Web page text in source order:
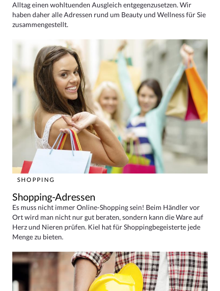
Alltag einen wohltuenden Ausgleich entgegenzusetzen. Wir
haben daher alle Adressen rund um Beauty und Wellness für Sie
zusammengestellt.
SHOPPING
Shopping-Adressen
Es muss nicht immer Online-Shopping sein! Beim Händler vor
Ort wird man nicht nur gut beraten, sondern kann die Ware auf
Herz und Nieren prüfen. Kiel hat für Shoppingbegeisterte jede
Menge zu bieten.